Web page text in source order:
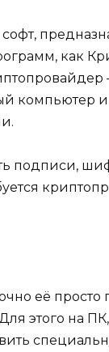
как
компьютер
подписи,
её просто
этого на